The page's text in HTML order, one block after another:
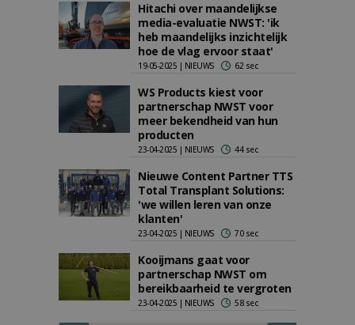
Hitachi over maandelijkse
media-evaluatie NWST: 'ik
heb maandelijks inzichtelijk
hoe de vlag ervoor staat'
19-05-2025 | NIEUWS 62 sec
WS Products kiest voor
partnerschap NWST voor
meer bekendheid van hun
producten
23-04-2025 | NIEUWS 44 sec
Nieuwe Content Partner TTS
Total Transplant Solutions:
'we willen leren van onze
klanten'
23-04-2025 | NIEUWS 70 sec
Kooijmans gaat voor
partnerschap NWST om
bereikbaarheid te vergroten
23-04-2025 | NIEUWS 58 sec